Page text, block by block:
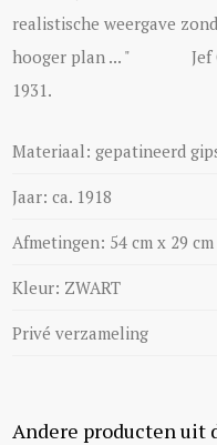
realistische weergave
hooger plan ... " Jef
1931.
Materiaal: gepatineerd
Jaar: ca. 1918
Afmetingen: 54 cm x 29 cm
Kleur: ZWART
Privé verzameling
Andere producten uit